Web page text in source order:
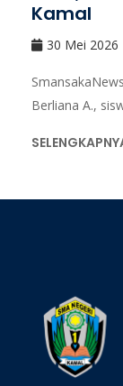
Kamal
30 Mei 2026
Berliana A.,